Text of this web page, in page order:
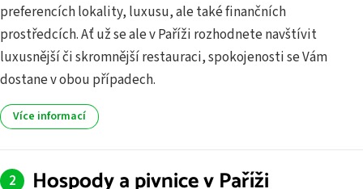
preferencích lokality, luxusu, ale také finančních
prostředcích. Ať už se ale v Paříži rozhodnete navštívit
luxusnější či skromnější restauraci, spokojenosti se Vám
dostane v obou případech.
Více informací
Hospody a pivnice v Paříži